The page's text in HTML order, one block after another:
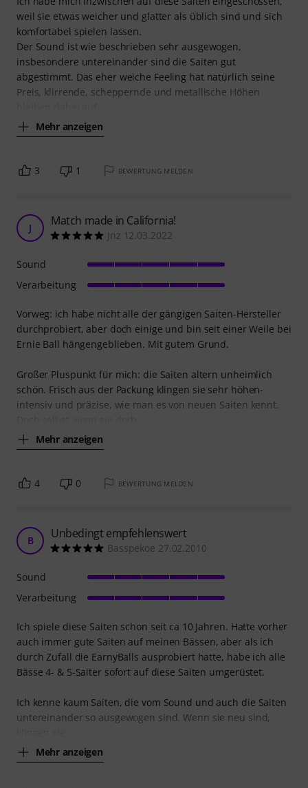
weil sie etwas weicher und glatter als üblich sind und sich
komfortabel spielen lassen.
Der Sound ist wie beschrieben sehr ausgewogen,
insbesondere untereinander sind die Saiten gut
abgestimmt. Das eher weiche Feeling hat natürlich seine
Preis, klirrende, scheppernde und metallische Höhen
Mehr anzeigen
3 1 BEWERTUNG MELDEN
J Match made in California!
Jnz 12.03.2022
Vorweg: ich habe nicht alle der gängigen Saiten-Hersteller
durchprobiert, aber doch einige und bin seit einer Weile bei
Ernie Ball hängengeblieben. Mit gutem Grund.
Großer Pluspunkt für mich: die Saiten altern unheimlich
schön. Frisch aus der Packung klingen sie sehr höhen-
intensiv und präzise, wie man es von neuen Saiten kennt.
Mehr anzeigen
Sound
Verarbeitung
4 0 BEWERTUNG MELDEN
B Unbedingt empfehlenswert
Basspekoe 27.02.2010
Ich spiele diese Saiten schon seit ca 10 Jahren. Hatte vorher
auch immer gute Saiten auf meinen Bässen, aber als ich
durch Zufall die EarnyBalls ausprobiert hatte, habe ich alle
Bässe 4- & 5-Saiter sofort auf diese Saiten umgerüstet.
Ich kenne kaum Saiten, die vom Sound und auch die Saiten
untereinander so ausgewogen sind. Wenn sie neu sind,
Mehr anzeigen
Sound
Verarbeitung